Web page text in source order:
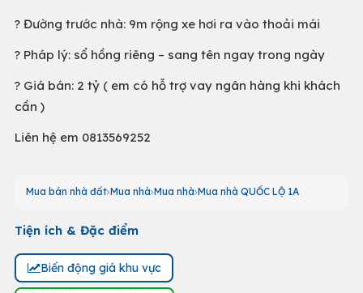
? Đường trước nhà: 9m rộng xe hơi ra vào thoải mái
? Pháp lý: sổ hồng riêng – sang tên ngay trong ngày
? Giá bán: 2 tỷ ( em có hỗ trợ vay ngân hàng khi khách
cần )
Liên hệ em 0813569252
Mua bán nhà đất Mua nhà Mua nhà Mua nhà QUỐC LỘ 1A
Tiện ích & Đặc điểm
Biến động giá khu vực